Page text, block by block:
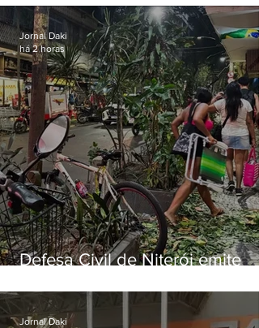
ventos fortes nesta sexta (7)
Defesa Civil de Niterói emite
sexta-feira (07)
Jornal Daki
há 2 horas
Jornal Daki